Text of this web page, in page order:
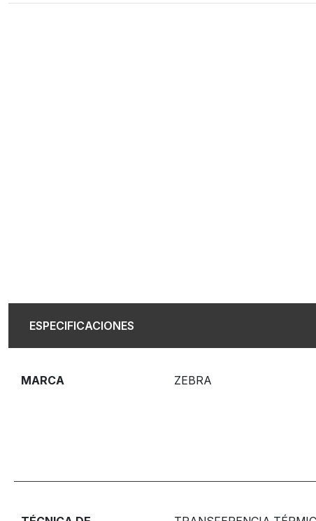
ESPECIFICACIONES
MARCA ZEBRA